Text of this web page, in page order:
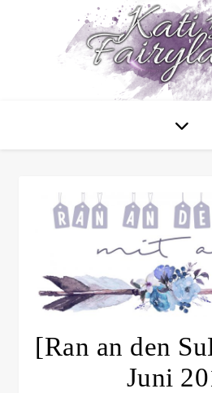
[Ran an den
Juni